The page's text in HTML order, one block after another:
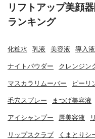
リフトアップ美顔
ランキング
化粧水 乳液 美容液 導入液
ナイトパウダー クレンジン
マスカラリムーバー ピーリ
毛穴スプレー まつげ美容液
アイシャンプー 唇美容液
リップスクラブ くまとりシ